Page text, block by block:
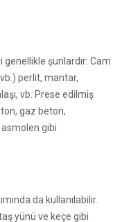
genellikle şunlardır: Cam
perlit, mantar,
vb. Prese edilmiş
gaz beton,
gibi
da kullanılabilir.
yünü ve keçe gibi